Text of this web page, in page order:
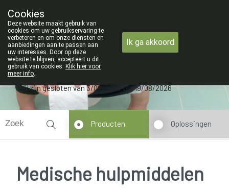
09 228 32 36
Wij zijn gesloten van 3/08/2026 tot 19/08/2026
Producten Oplossingen
Medische hulpmiddelen
Cookies
Deze website maakt gebruik van
cookies om uw gebruikservaring te
verbeteren en om onze diensten en
aanbiedingen aan te passen aan
uw interesses. Door op deze
website te blijven, accepteert u dit
gebruik van cookies. Klik hier voor
meer info.
Ik ga akkoord